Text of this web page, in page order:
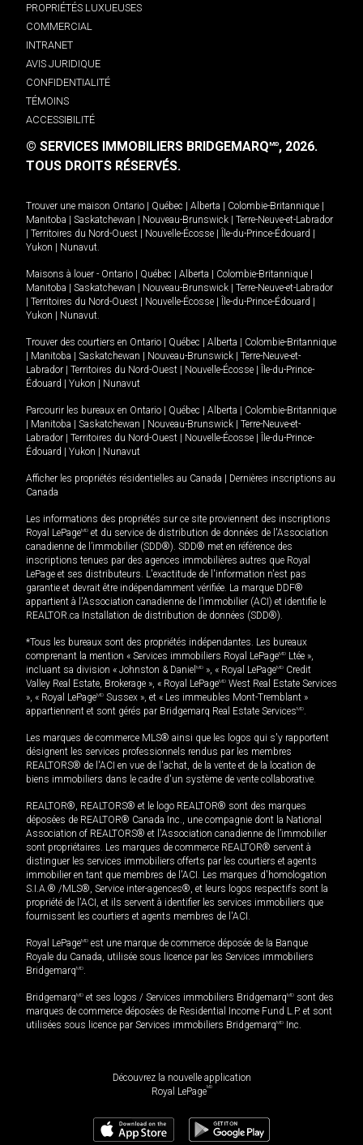
PROPRIÉTÉS LUXUEUSES
COMMERCIAL
INTRANET
AVIS JURIDIQUE
CONFIDENTIALITÉ
TÉMOINS
ACCESSIBILITÉ
© SERVICES IMMOBILIERS BRIDGEMARQMD, 2026.
TOUS DROITS RÉSERVÉS.
Trouver une maison Ontario | Québec | Alberta | Colombie-Britannique |
Manitoba | Saskatchewan | Nouveau-Brunswick | Terre-Neuve-et-Labrador
| Territoires du Nord-Ouest | Nouvelle-Écosse | Île-du-Prince-Édouard |
Yukon | Nunavut
Maisons à louer - Ontario | Québec | Alberta | Colombie-Britannique |
Manitoba | Saskatchewan | Nouveau-Brunswick | Terre-Neuve-et-Labrador
| Territoires du Nord-Ouest | Nouvelle-Écosse | Île-du-Prince-Édouard |
Yukon | Nunavut
Trouver des courtiers en Ontario | Québec | Alberta | Colombie-Britannique
| Manitoba | Saskatchewan | Nouveau-Brunswick | Terre-Neuve-et-
Labrador | Territoires du Nord-Ouest | Nouvelle-Écosse | Île-du-Prince-
Édouard | Yukon | Nunavut
Parcourir les bureaux en Ontario | Québec | Alberta | Colombie-Britannique
| Manitoba | Saskatchewan | Nouveau-Brunswick | Terre-Neuve-et-
Labrador | Territoires du Nord-Ouest | Nouvelle-Écosse | Île-du-Prince-
Édouard | Yukon | Nunavut
Afficher les propriétés résidentielles au Canada | Dernières inscriptions au
Canada
Les informations des propriétés sur ce site proviennent des inscriptions
Royal LePageMD et du service de distribution de données de l'Association
canadienne de l’immobilier (SDD®). SDD® met en référence des
inscriptions tenues par des agences immobilières autres que Royal
LePage et ses distributeurs. L'exactitude de l'information n'est pas
garantie et devrait être indépendamment vérifiée. La marque DDF®
appartient à l'Association canadienne de l’immobilier (ACI) et identifie le
REALTOR.ca Installation de distribution de données (SDD®).
*Tous les bureaux sont des propriétés indépendantes. Les bureaux
comprenant la mention « Services immobiliers Royal LePageMD Ltée »,
incluant sa division « Johnston & Daniel MD », « Royal LePageMD Credit
Valley Real Estate, Brokerage », « Royal LePageMD West Real Estate Services
», « Royal LePageMD Sussex », et « Les immeubles Mont-Tremblant »
appartiennent et sont gérés par Bridgemarq Real Estate ServicesMD
Les marques de commerce MLS® ainsi que les logos qui s'y rapportent
désignent les services professionnels rendus par les membres
REALTORS® de l'ACI en vue de l'achat, de la vente et de la location de
biens immobiliers dans le cadre d'un système de vente collaborative.
REALTOR®, REALTORS® et le logo REALTOR® sont des marques
déposées de REALTOR® Canada Inc., une compagnie dont la National
Association of REALTORS® et l'Association canadienne de l’immobilier
sont propriétaires. Les marques de commerce REALTOR® servent à
distinguer les services immobiliers offerts par les courtiers et agents
immobilier en tant que membres de l'ACI. Les marques d'homologation
S.I.A.® /MLS®, Service inter-agences®, et leurs logos respectifs sont la
propriété de l'ACI, et ils servent à identifier les services immobiliers que
fournissent les courtiers et agents membres de l'ACI.
Royal LePageMD est une marque de commerce déposée de la Banque
Royale du Canada, utilisée sous licence par les Services immobiliers
BridgemarqMD
BridgemarqMD et ses logos / Services immobiliers BridgemarqMD sont des
marques de commerce déposées de Residential Income Fund L.P. et sont
utilisées sous licence par Services immobiliers BridgemarqMD Inc.
Découvrez la nouvelle application
Royal LePageMD